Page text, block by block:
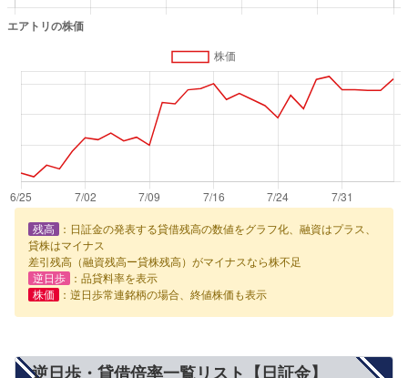
残高
：日証金の発表する貸借残高の数値をグラフ化、融資はプラス、
貸株はマイナス
差引残高（融資残高ー貸株残高）がマイナスなら株不足
逆日歩
：品貸料率を表示
株価
：逆日歩常連銘柄の場合、終値株価も表示
逆日歩・貸借倍率一覧リスト【日証金】